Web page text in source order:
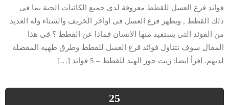
فوائد قرع العسل للقطط معروفة لدى جميع الكائنات الحية بما فى
ذلك القطط , ويظهر قرع العسل فى اواخر الخريف والشتاء وله العديد
من الفوئد التى يستفيد منها الانسان فماذا عن القطط ؟ فى هذا
المقال سوف نتناول فوائد قرع العسل للقطط وطرق طهيه المفضلة
لديهم. اقرأ ايضا: زيت جوز الهند للقطط – 5 فوائد […]
25